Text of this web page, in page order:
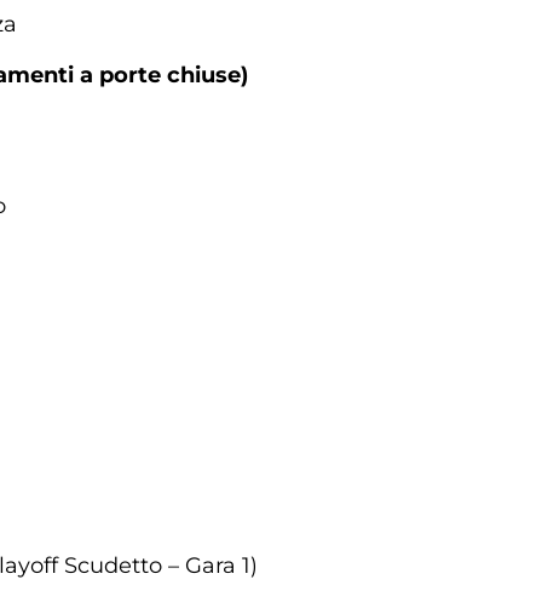
a porte chiuse)
Scudetto – Gara 1)